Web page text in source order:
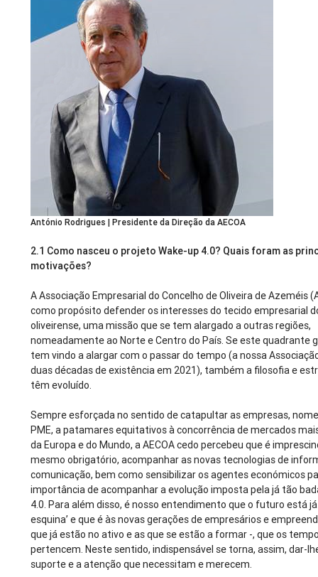
António Rodrigues | Presidente da Direção da AECOA
2.1 Como nasceu o projeto Wake-up 4.0? Quais foram as
motivações?
A Associação Empresarial do Concelho de Oliveira de Azeméis
como propósito defender os interesses do tecido empresarial
oliveirense, uma missão que se tem alargado a outras regiões,
nomeadamente ao Norte e Centro do País. Se este quadrante
tem vindo a alargar com o passar do tempo (a nossa
duas décadas de existência em 2021), também a filosofia e
têm evoluído.
Sempre esforçada no sentido de catapultar as empresas,
PME, a patamares equitativos à concorrência de mercados
da Europa e do Mundo, a AECOA cedo percebeu que é
mesmo obrigatório, acompanhar as novas tecnologias de
comunicação, bem como sensibilizar os agentes económicos
importância de acompanhar a evolução imposta pela já tão
4.0. Para além disso, é nosso entendimento que o futuro está já
esquina’ e que é às novas gerações de empresários e
que já estão no ativo e as que se estão a formar -, que os
pertencem. Neste sentido, indispensável se torna, assim, dar-
suporte e a atenção que necessitam e merecem.